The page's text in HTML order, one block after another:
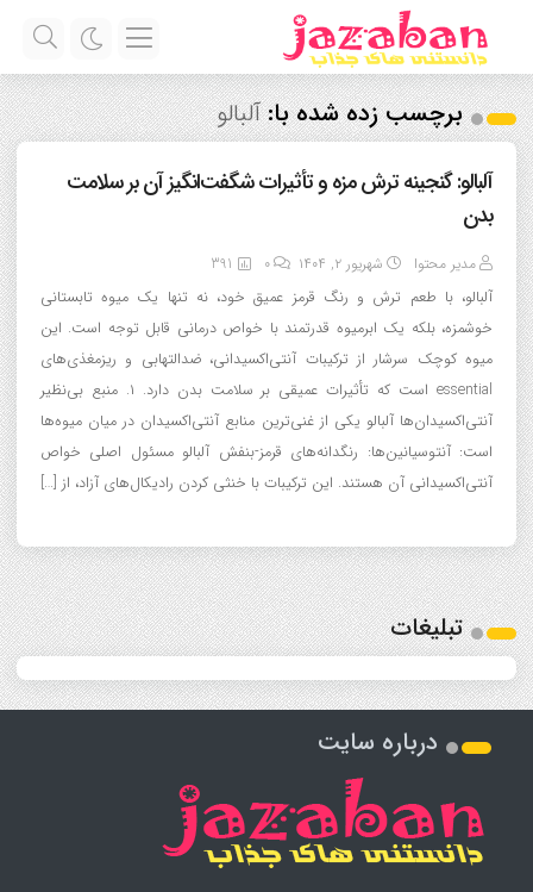
برچسب زده شده با:آلبالو
آلبالو: گنجینه ترش مزه و تأثیرات شگفت‌انگیز آن بر سلامت
بدن
مدیر محتوا شهریور ۲, ۱۴۰۴ 0
391
آلبالو، با طعم ترش و رنگ قرمز عمیق خود، نه تنها یک میوه تابستانی
خوشمزه، بلکه یک ابرمیوه قدرتمند با خواص درمانی قابل توجه است. این
میوه کوچک سرشار از ترکیبات آنتی‌اکسیدانی، ضدالتهابی و ریزمغذی‌های
essential است که تأثیرات عمیقی بر سلامت بدن دارد. ۱. منبع بی‌نظیر
آنتی‌اکسیدان‌ها آلبالو یکی از غنی‌ترین منابع آنتی‌اکسیدان در میان میوه‌ها
است: آنتوسیانین‌ها: رنگدانه‌های قرمز-بنفش آلبالو مسئول اصلی خواص
آنتی‌اکسیدانی آن هستند. این ترکیبات با خنثی کردن رادیکال‌های آزاد، از […]
تبلیغات
درباره سایت